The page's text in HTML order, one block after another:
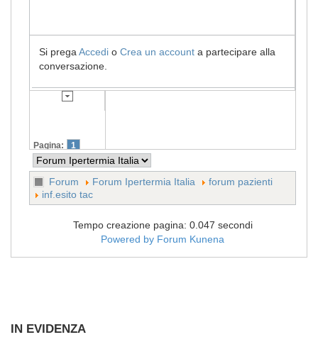
Si prega Accedi o Crea un account a partecipare alla
conversazione.
Pagina: 1
Forum Forum Ipertermia Italia
forum pazienti
inf.esito tac
Tempo creazione pagina: 0.047 secondi
Powered by Forum Kunena
IN EVIDENZA